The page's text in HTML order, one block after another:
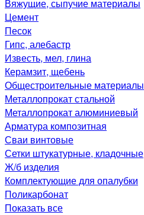
Вяжущие, сыпучие материалы
Цемент
Песок
Гипс, алебастр
Известь, мел, глина
Керамзит, щебень
Общестроительные материалы
Металлопрокат стальной
Металлопрокат алюминиевый
Арматура композитная
Сваи винтовые
Сетки штукатурные, кладочные
Ж/б изделия
Комплектующие для опалубки
Поликарбонат
Показать все